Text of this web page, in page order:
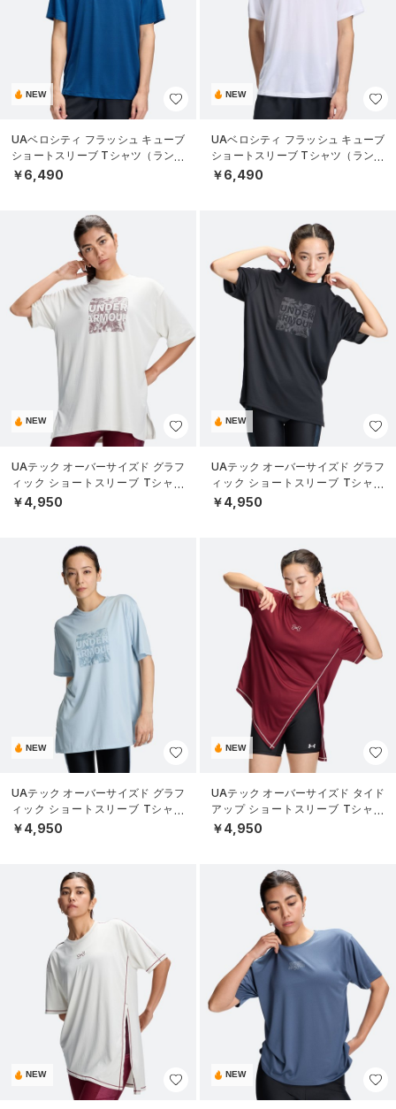
NEW
UAベロシティ フラッシュ キューブ
ショートスリーブ Tシャツ（ランニ
ング/MEN）
￥6,490
NEW
UAベロシティ フラッシュ キューブ
ショートスリーブ Tシャツ（ランニ
ング/MEN）
￥6,490
NEW
UAテック オーバーサイズド グラフ
ィック ショートスリーブ Tシャツ
（トレーニング/WOMEN）
￥4,950
NEW
UAテック オーバーサイズド グラフ
ィック ショートスリーブ Tシャツ
（トレーニング/WOMEN）
￥4,950
NEW
UAテック オーバーサイズド グラフ
ィック ショートスリーブ Tシャツ
（トレーニング/WOMEN）
￥4,950
NEW
UAテック オーバーサイズド タイド
アップ ショートスリーブ Tシャツ
（トレーニング/WOMEN）
￥4,950
NEW NEW